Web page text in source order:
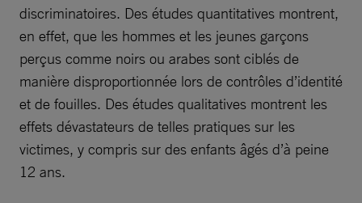
discriminatoires. Des études quantitatives montrent,
en effet, que les hommes et les jeunes garçons
perçus comme noirs ou arabes sont ciblés de
manière disproportionnée lors de contrôles d’identité
et de fouilles. Des études qualitatives montrent les
effets dévastateurs de telles pratiques sur les
victimes, y compris sur des enfants âgés d’à peine
12 ans.